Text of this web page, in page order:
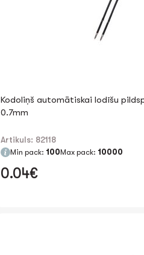
Kodoliņš automātiskai lodīšu
0.7mm
Artikuls: 82118
Min pack: 100Max pack: 10000
0.04€